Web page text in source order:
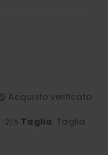
Acquisto verificato
: 2/5 Taglia: Taglia